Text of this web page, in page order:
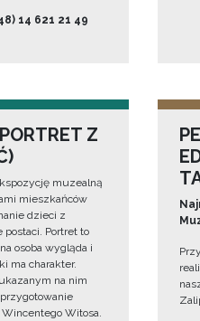
14 621 21 49
Z
muzealną
mieszkańców
dzieci z
postaci. Portret to
osoba wygląda i
ma charakter.
na nim
Witosa.